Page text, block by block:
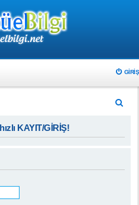
GIRIŞ
KAYIT/GİRİŞ!